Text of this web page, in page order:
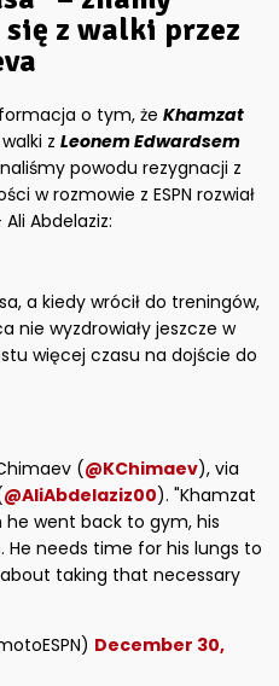
z walki przez
o tym, żeKhamzat
walki zLeonem Edwardsem
powodu rezygnacji z
w rozmowie z ESPN rozwiał
Abdelaziz:
a kiedy wrócił do treningów,
nie wyzdrowiały jeszcze w
więcej czasu na dojście do
(@KChimaev), via
@AliAbdelaziz00). "Khamzat
went back to gym, his
He needs time for his lungs to
taking that necessary
December 30,